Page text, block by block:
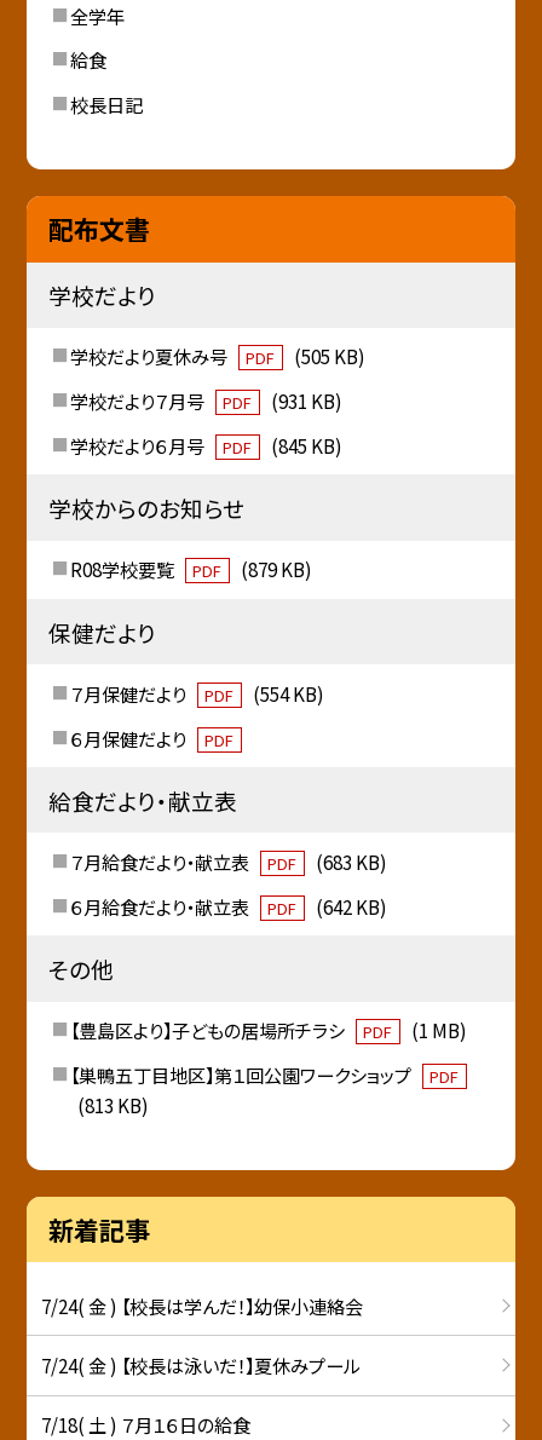
全学年
給食
校長日記
配布文書
学校だより
学校だより夏休み号 PDF
(505 KB)
学校だより７月号
PDF
(931 KB)
学校だより６月号
PDF (845 KB)
学校からのお知らせ
R08学校要覧 PDF (879 KB)
保健だより
７月保健だより PDF
(554 KB)
６月保健だより
PDF
給食だより・献立表
７月給食だより・献立表 PDF
(683 KB)
６月給食だより・献立表
PDF (642 KB)
その他
【豊島区より】子どもの居場所チラシ PDF
(1 MB)
【巣鴨五丁目地区】第１回公園ワークショップ
PDF
(813 KB)
新着記事
7/24( 金 ) 【校長は学んだ！】幼保小連絡会
7/24( 金 ) 【校長は泳いだ！】夏休みプール
7/18( 土 ) ７月１６日の給食